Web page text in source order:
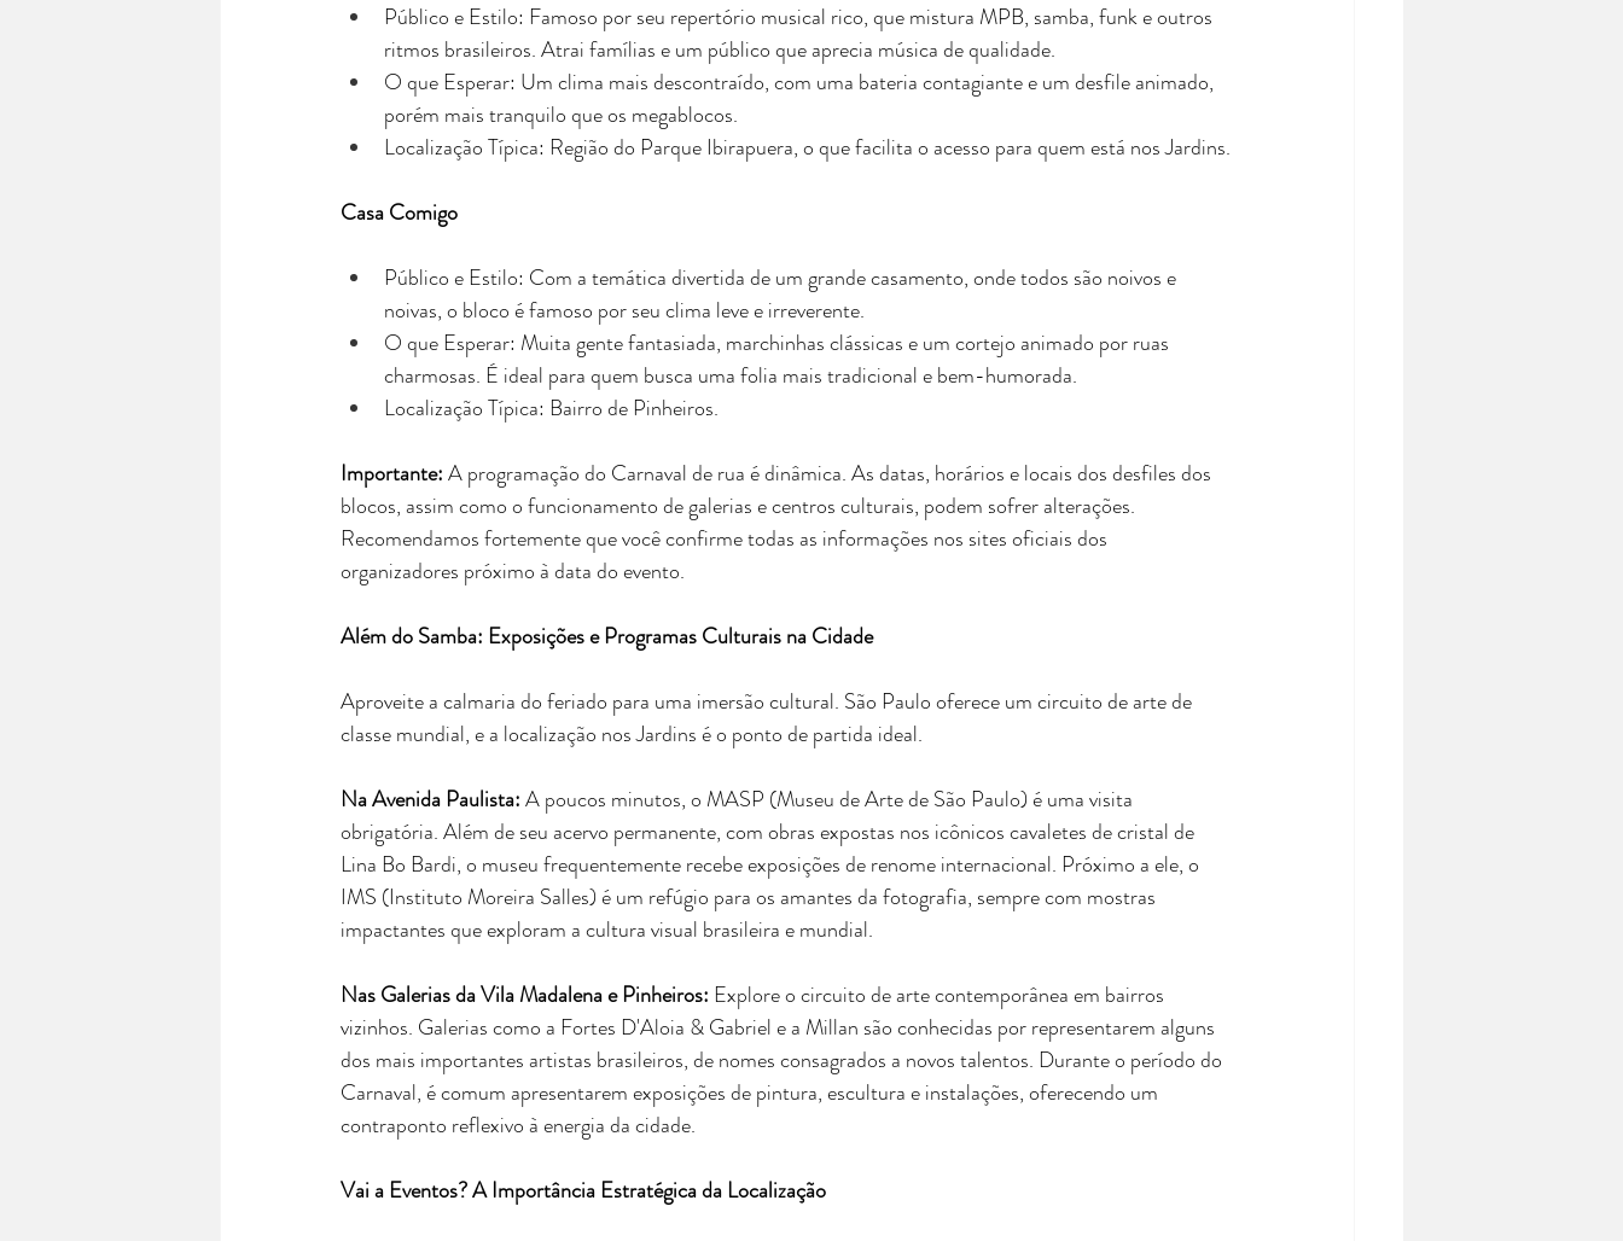
Público e Estilo: Famoso por seu repertório musical rico, que mistura MPB, samba, funk e outros
ritmos brasileiros. Atrai famílias e um público que aprecia música de qualidade.
O que Esperar: Um clima mais descontraído, com uma bateria contagiante e um desfile animado,
porém mais tranquilo que os megablocos.
Localização Típica: Região do Parque Ibirapuera, o que facilita o acesso para quem está nos Jardins.
Casa Comigo
Público e Estilo: Com a temática divertida de um grande casamento, onde todos são noivos e
noivas, o bloco é famoso por seu clima leve e irreverente.
O que Esperar: Muita gente fantasiada, marchinhas clássicas e um cortejo animado por ruas
charmosas. É ideal para quem busca uma folia mais tradicional e bem-humorada.
Localização Típica: Bairro de Pinheiros.
Importante: A programação do Carnaval de rua é dinâmica. As datas, horários e locais dos desfiles dos
blocos, assim como o funcionamento de galerias e centros culturais, podem sofrer alterações.
Recomendamos fortemente que você confirme todas as informações nos sites oficiais dos
organizadores próximo à data do evento.
Além do Samba: Exposições e Programas Culturais na Cidade
Aproveite a calmaria do feriado para uma imersão cultural. São Paulo oferece um circuito de arte de
classe mundial, e a localização nos Jardins é o ponto de partida ideal.
Na Avenida Paulista: A poucos minutos, o MASP (Museu de Arte de São Paulo) é uma visita
obrigatória. Além de seu acervo permanente, com obras expostas nos icônicos cavaletes de cristal de
Lina Bo Bardi, o museu frequentemente recebe exposições de renome internacional. Próximo a ele, o
IMS (Instituto Moreira Salles) é um refúgio para os amantes da fotografia, sempre com mostras
impactantes que exploram a cultura visual brasileira e mundial.
Nas Galerias da Vila Madalena e Pinheiros: Explore o circuito de arte contemporânea em bairros
vizinhos. Galerias como a Fortes D'Aloia & Gabriel e a Millan são conhecidas por representarem alguns
dos mais importantes artistas brasileiros, de nomes consagrados a novos talentos. Durante o período do
Carnaval, é comum apresentarem exposições de pintura, escultura e instalações, oferecendo um
contraponto reflexivo à energia da cidade.
Vai a Eventos? A Importância Estratégica da Localização